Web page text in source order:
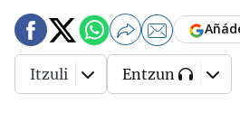
Itzuli Entzun